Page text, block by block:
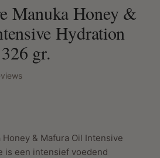
Manuka Honey &
Hydration
gr.
& Mafura Oil Intensive
is een intensief voedend